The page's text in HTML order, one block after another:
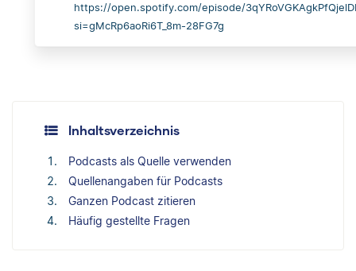
https://open.spotify.com/episode/
si=gMcRp6aoRi6T_8m-28FG7g
Inhaltsverzeichnis
Podcasts als Quelle verwenden
Quellenangaben für Podcasts
Ganzen Podcast zitieren
Häufig gestellte Fragen